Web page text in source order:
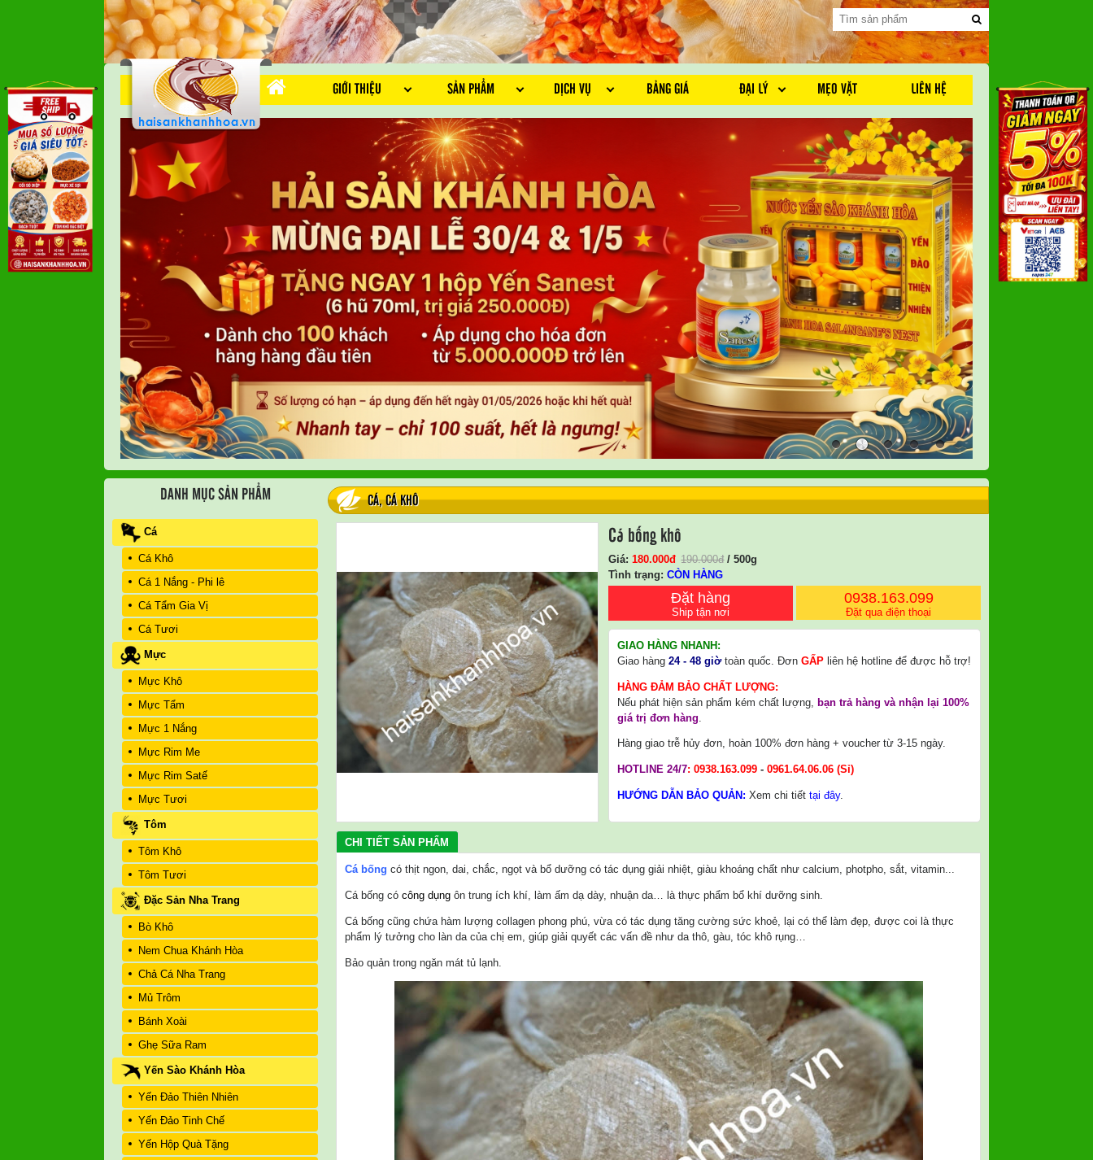
GIỚI THIỆU SẢN PHẨM DỊCH VỤ BẢNG GIÁ ĐẠI LÝ MẸO VẶT LIÊN HỆ
DANH MỤC SẢN PHẨM
Cá
Cá Khô
Cá 1 Nắng - Phi lê
Cá Tẩm Gia Vị
Cá Tươi
Mực
Mực Khô
Mực Tẩm
Mực 1 Nắng
Mực Rim Me
Mực Rim Satế
Mực Tươi
Tôm
Tôm Khô
Tôm Tươi
Đặc Sản Nha Trang
Bò Khô
Nem Chua Khánh Hòa
Chả Cá Nha Trang
Mủ Trôm
Bánh Xoài
Ghẹ Sữa Ram
Yến Sào Khánh Hòa
Yến Đảo Thiên Nhiên
Yến Đảo Tinh Chế
Yến Hộp Quà Tặng
CÁ,CÁ KHÔ
Cá bống khô
Giá:180.000Đ 190.000đ / 500g
Tình trạng: CÒN HÀNG
Đặt hàng
Ship tận nơi
0938.163.099
Đặt qua điện thoại
GIAO HÀNG NHANH:
Giao hàng24 - 48 giờtoàn quốc. ĐơnGẤP liên hệ hotline để được hỗ trợ!
HÀNG ĐẢM BẢO CHẤT LƯỢNG:
Nếu phát hiện sản phẩm kém chất lượng,bạn trả hàng và nhận lại 100%
giá trị đơn hàng
Hàng giao trễ hủy đơn, hoàn 100% đơn hàng + voucher từ 3-15 ngày.
HOTLINE 24/7: 0938.163.099 -0961.64.06.06 (Sỉ)
HƯỚNG DẪN BẢO QUẢN: Xem chi tiếttại đây.
CHI TIẾT SẢN PHẨM
Cá bống có thịt ngon, dai, chắc, ngọt và bổ dưỡng có tác dụng giải nhiệt, giàu khoáng chất như calcium, photpho, sắt, vitamin...
Cá bống có công dụng ôn trung ích khí, làm ấm dạ dày, nhuận da… là thực phẩm bổ khí dưỡng sinh.
Cá bống cũng chứa hàm lượng collagen phong phú, vừa có tác dụng tăng cường sức khoẻ, lại có thể làm đẹp, được coi là thực
phẩm lý tưởng cho làn da của chị em, giúp giải quyết các vấn đề như da thô, gàu, tóc khô rụng…
Bảo quản trong ngăn mát tủ lạnh.